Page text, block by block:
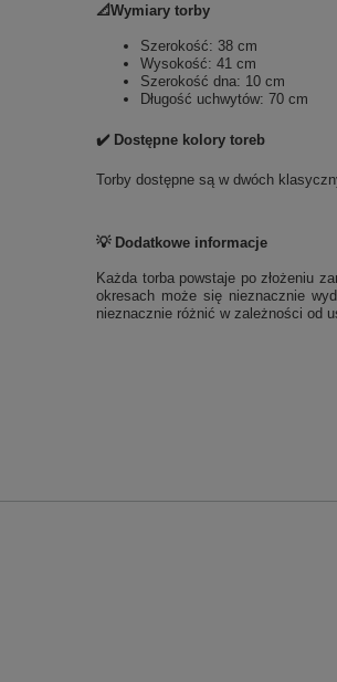
📐Wymiary torby
Szerokość: 38 cm
Wysokość: 41 cm
Szerokość dna: 10 cm
Długość uchwytów: 70 cm
✔️ Dostępne kolory toreb
Torby dostępne są w dwóch
💡 Dodatkowe informacje
Każda torba powstaje po złożeniu
okresach może się nieznacznie
nieznacznie różnić w zależności od